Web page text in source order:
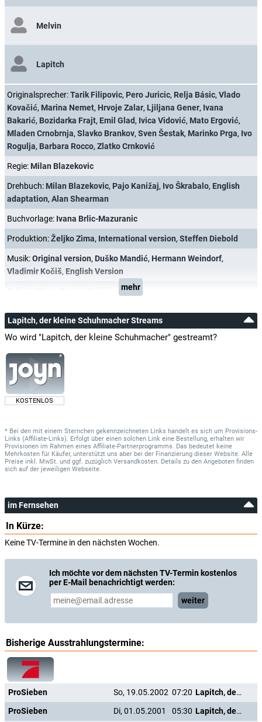
Melvin
Lapitch
Originalsprecher:Tarik Filipovic, Pero Juricic, Relja Básic, Vlado
Kovačić, Marina Nemet, Hrvoje Zalar, Ljiljana Gener, Ivana
Bakarić, Bozidarka Frajt, Emil Glad , Ivica Vidović, Mato Ergović,
Mladen Crnobrnja, Slavko Brankov, Sven Šestak, Marinko Prga, Ivo
Rogulja, Barbara Rocco, Zlatko Crnković
Regie: Milan Blazekovic
Drehbuch: Milan Blazekovic, Pajo Kanižaj, Ivo Škrabalo, English
adaptation, Alan Shearman
Buchvorlage: Ivana Brlic-Mazuranic
Produktion:Željko Zima, International version, Steffen Diebold
Musik:Original version, Duško Mandić, Hermann Weindorf,
Vladimir Kočiš, English Version
mehr
Lapitch, der kleine Schuhmacher Streams
Wo wird "Lapitch, der kleine Schuhmacher" gestreamt?
KOSTENLOS
* Bei den mit einem Sternchen gekennzeichneten Links handelt es sich um Provisions-
Links (Affiliate-Links). Erfolgt über einen solchen Link eine Bestellung, erhalten wir
Provisionen im Rahmen eines Affiliate-Partnerprogramms. Das bedeutet keine
Mehrkosten für Käufer, unterstützt uns aber bei der Finanzierung dieser Website. Alle
Preise inkl. MwSt. und ggf. zuzüglich Versandkosten. Details zu den Angeboten finden
sich auf der jeweiligen Webseite.
im Fernsehen
In Kürze:
Keine TV-Termine in den nächsten Wochen.
Ich möchte vor dem nächsten TV-Termin kostenlos
per E-Mail benachrichtigt werden:
weiter
Bisherige Ausstrahlungstermine:
ProSieben So, 19.05.2002 07:20
Lapitch, der kleine Schuhmacher
ProSieben
Di, 01.05.2001 05:30
Lapitch, der kleine Schuhmacher